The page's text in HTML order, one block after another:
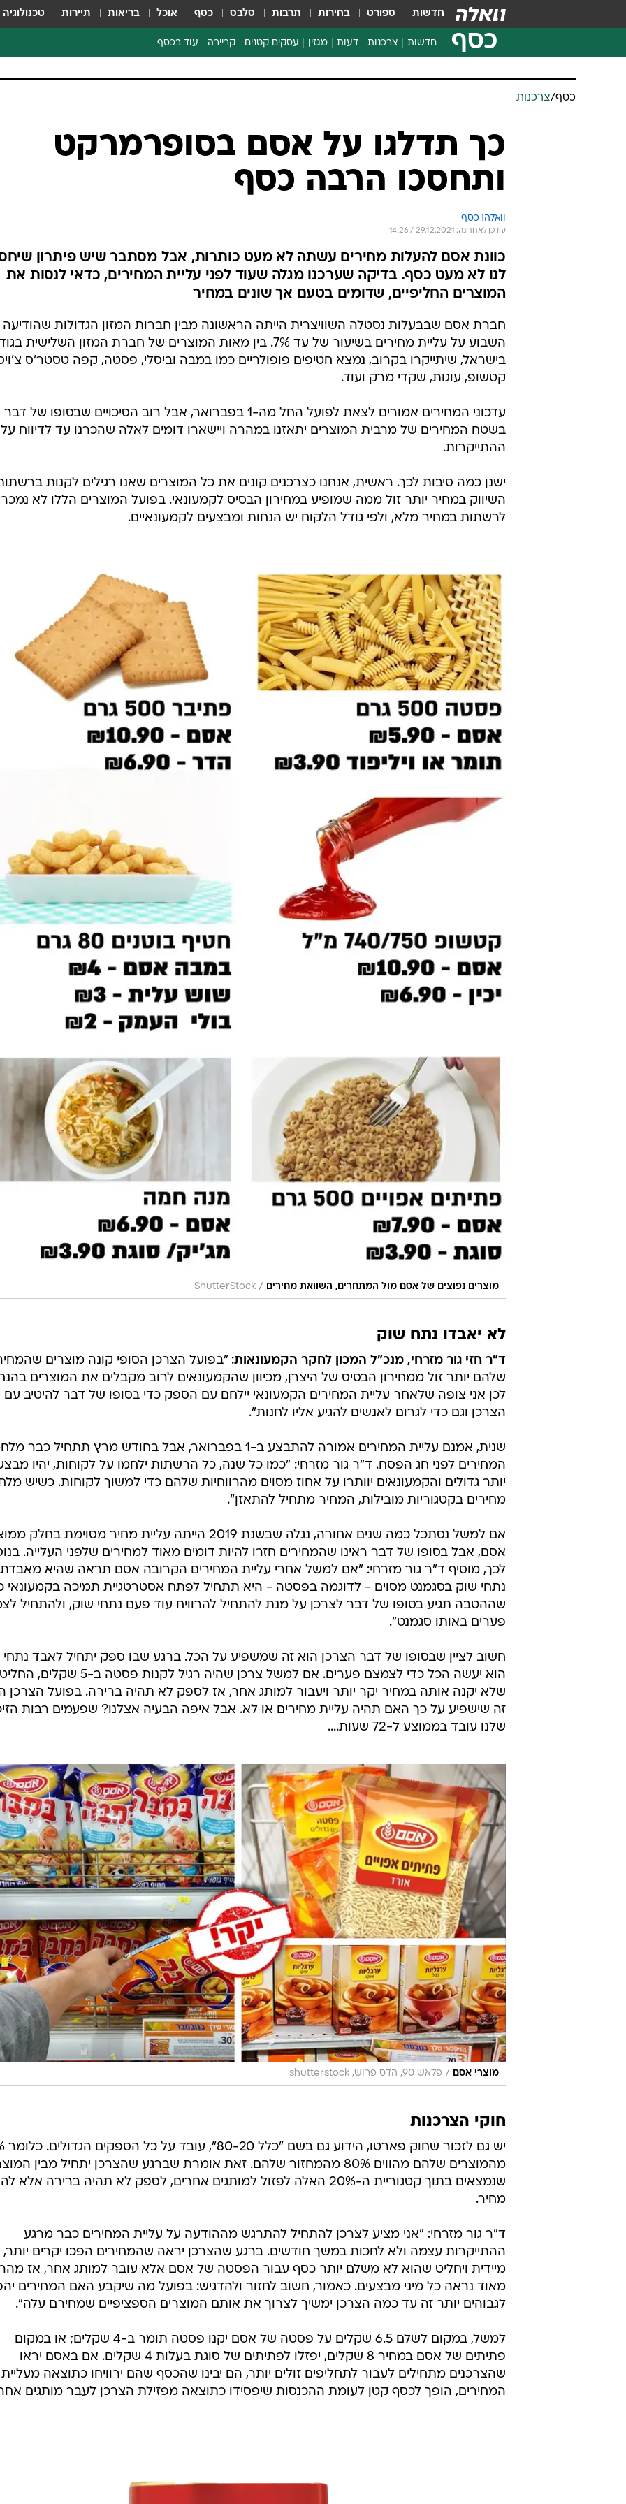
חדשות ספורט בחירות תרבות סלבס כסף אוכל בריאות תיירות טכנולוגיה
כסף חדשות צרכנות
השוואת מחירים
צרכנות פיננסית
דעות מגזין עסקים קטנים קריירה עוד בכסף
ספורט ביזנס
כסף/צרכנות
כך תדלגו על אסם בסופרמרקט
ותחסכו הרבה כסף
וואלה! כסף
עודכן לאחרונה: 29.12.2021 / 14:26
כוונת אסם להעלות מחירים עשתה לא מעט כותרות, אבל מסתבר שיש פיתרון
לנו לא מעט כסף. בדיקה שערכנו מגלה שעוד לפני עליית המחירים, כדאי לנסות את
המוצרים החליפיים, שדומים בטעם אך שונים במחיר
חברת אסם שבבעלות נסטלה השוויצרית הייתה הראשונה מבין חברות המזון הגדולות שהודיעה
השבוע על עליית מחירים בשיעור של עד 7%. בין מאות המוצרים של חברת המזון השלישית
בישראל, שיתייקרו בקרוב, נמצא חטיפים פופולריים כמו במבה וביסלי, פסטה, קפה טסטר'ס
קטשופ, עוגות, שקדי מרק ועוד.
עדכוני המחירים אמורים לצאת לפועל החל מה-1 בפברואר, אבל רוב הסיכויים שבסופו של דבר
בשטח המחירים של מרבית המוצרים יתאזנו במהרה ויישארו דומים לאלה שהכרנו עד לדיווח על
ההתייקרות.
ישנן כמה סיבות לכך. ראשית, אנחנו כצרכנים קונים את כל המוצרים שאנו רגילים לקנות
השיווק במחיר יותר זול ממה שמופיע במחירון הבסיס לקמעונאי. בפועל המוצרים הללו לא
לרשתות במחיר מלא, ולפי גודל הלקוח יש הנחות ומבצעים לקמעונאיים.
מוצרים נפוצים של אסם מול המתחרים, השוואת מחירים /
ShutterStock
לא יאבדו נתח שוק
ד"ר חזי גור מזרחי, מנכ"ל המכון לחקר הקמעונאות: "בפועל הצרכן הסופי קונה מוצרים
שלהם יותר זול ממחירון הבסיס של היצרן, מכיוון שהקמעונאים לרוב מקבלים את המוצרים
לכן אני צופה שלאחר עליית המחירים הקמעונאי יילחם עם הספק כדי בסופו של דבר להיטיב עם
הצרכן וגם כדי לגרום לאנשים להגיע אליו לחנות".
שנית, אמנם עליית המחירים אמורה להתבצע ב-1 בפברואר, אבל בחודש מרץ תתחיל
המחירים לפני חג הפסח. ד"ר גור מזרחי: "כמו כל שנה, כל הרשתות ילחמו על לקוחות, יהיו
יותר גדולים והקמעונאים יוותרו על אחוז מסוים מהרווחיות שלהם כדי למשוך לקוחות. כשיש
מחירים בקטגוריות מובילות, המחיר מתחיל להתאזן".
אם למשל נסתכל כמה שנים אחורה, נגלה שבשנת 2019 הייתה עליית מחיר מסוימת בחלק
אסם, אבל בסופו של דבר ראינו שהמחירים חזרו להיות דומים מאוד למחירים שלפני העלייה.
לכך, מוסיף ד"ר גור מזרחי: "אם למשל אחרי עליית המחירים הקרובה אסם תראה שהיא מאבדת
נתחי שוק בסגמנט מסוים - לדוגמה בפסטה - היא תתחיל לפתח אסטרטגיית תמיכה בקמעונאי
שההטבה תגיע בסופו של דבר לצרכן על מנת להתחיל להרוויח עוד פעם נתחי שוק, ולהתחיל
פערים באותו סגמנט".
חשוב לציין שבסופו של דבר הצרכן הוא זה שמשפיע על הכל. ברגע שבו ספק יתחיל לאבד נתחי
הוא יעשה הכל כדי לצמצם פערים. אם למשל צרכן שהיה רגיל לקנות פסטה ב-5 שקלים, החליט
שלא יקנה אותה במחיר יקר יותר ויעבור למותג אחר, אז לספק לא תהיה ברירה. בפועל הצרכן
זה שישפיע על כך האם תהיה עליית מחירים או לא. אבל איפה הבעיה אצלנו? שפעמים רבות
שלנו עובד בממוצע ל-72 שעות....
מוצרי אסם / פלאש 90, הדס פרוש, shutterstock
חוקי הצרכנות
יש גם
מהמוצרים שלהם מהווים 80% מהמחזור שלהם. זאת אומרת שברגע שהצרכן יתחיל מבין
שנמצאים בתוך קטגוריית ה-20% האלה לפזול למותגים אחרים, לספק לא תהיה ברירה אלא
מחיר.
ד"ר גור מזרחי: "אני מציע לצרכן להתחיל להתרגש מההודעה על עליית המחירים כבר מרגע
ההתייקרות עצמה ולא לחכות במשך חודשים. ברגע שהצרכן יראה שהמחירים הפכו יקרים יותר,
מיידית ויחליט שהוא לא משלם יותר כסף עבור הפסטה של אסם אלא עובר למותג אחר, אז
מאוד נראה כל מיני מבצעים. כאמור, חשוב לחזור ולהדגיש: בפועל מה שיקבע האם המחירים
לגבוהים יותר זה עד כמה הצרכן ימשיך לצרוך את אותם המוצרים הספציפיים שמחירם עלה".
למשל, במקום לשלם 6.5 שקלים על פסטה של אסם יקנו פסטה תומר ב-4 שקלים; או במקום
פתיתים של אסם במחיר 8 שקלים, יפזלו לפתיתים של סוגת בעלות 4 שקלים. אם באסם יראו
שהצרכנים מתחילים לעבור לתחליפים זולים יותר, הם יבינו שהכסף שהם ירוויחו כתוצאה מעליית
המחירים, הופך לכסף קטן לעומת ההכנסות שיפסידו כתוצאה מפזילת הצרכן לעבר מותגים